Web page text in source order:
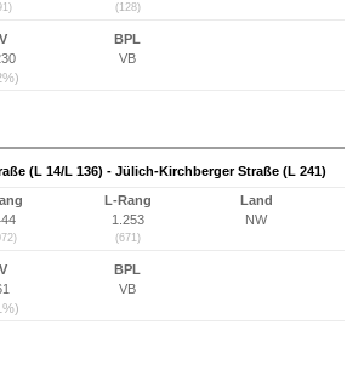
(128)
BPL
VB
(L 14/L 136) - Jülich-Kirchberger Straße (L 241)
L-Rang
1.253
(671)
Land
NW
BPL
VB